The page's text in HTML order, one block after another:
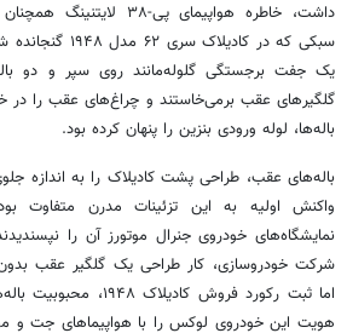
داشت، خاطره هواپیمای
سبکی که در
یک جفت برجستگی گلوله‌مانند روی سپر و دو
گلگیرهای عقب برمی‌خاستند و چراغ‌های عقب را در
باله‌ها، لوله ورودی بنزین را پنهان کرده بود.
باله‌های عقب، طراحی پشت کادیلاک را به اندازه
واکنش اولیه به این تزئینات مدرن متفاوت
نمایشگاه‌های خودروی جنرال موتورز آن را
شرکت خودروسازی، کار طراحی یک گلگیر عقب بدون
اما ثبت رکورد فروش
هویت این خودروی لوکس را با هواپیماهای جت و